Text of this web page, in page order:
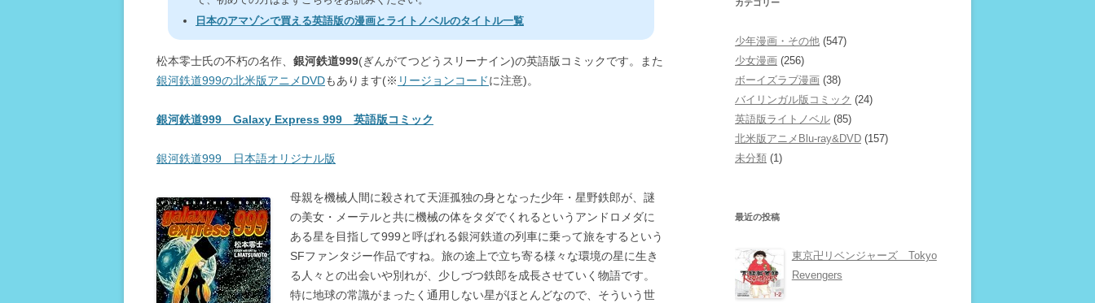
日本のアマゾンで買える英語版の漫画とライトノベルのタイトル一覧
松本零士氏の不朽の名作、 銀河鉄道999(ぎんがてつどうスリーナイン)の英語版コミックです。また
銀河鉄道999の北米版アニメDVDもあります(※ リージョンコードに注意)。
銀河鉄道999 Galaxy Express 999 英語版コミック
銀河鉄道999 日本語オリジナル版
母親を機械人間に殺されて天涯孤独の身となった少年・星野鉄郎が、謎
の美女・メーテルと共に機械の体をタダでくれるというアンドロメダに
ある星を目指して999と呼ばれる銀河鉄道の列車に乗って旅をするという
SFファンタジー作品ですね。旅の途上で立ち寄る様々な環境の星に生き
る人々との出会いや別れが、少しづつ鉄郎を成長させていく物語です。
特に地球の常識がまったく通用しない星がほとんどなので、そういう世
カテゴリー
少年漫画・その他 (547)
少女漫画 (256)
ボーイズラブ漫画 (38)
バイリンガル版コミック (24)
英語版ライトノベル (85)
北米版アニメBlu-ray&DVD (157)
未分類 (1)
最近の投稿
東京卍リベンジャーズ Tokyo
Revengers